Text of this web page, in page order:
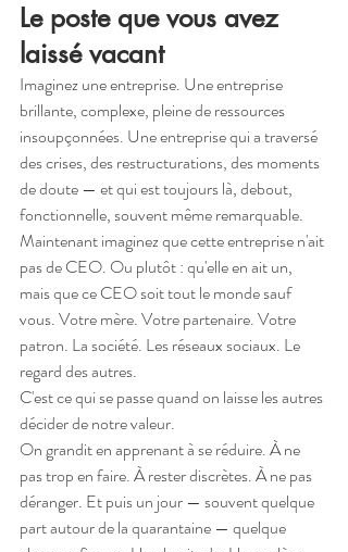
Le poste que vous avez
laissé vacant
Imaginez une entreprise. Une entreprise
brillante, complexe, pleine de ressources
insoupçonnées. Une entreprise qui a traversé
des crises, des restructurations, des moments
de doute — et qui est toujours là, debout,
fonctionnelle, souvent même remarquable.
Maintenant imaginez que cette entreprise n'ait
pas de CEO. Ou plutôt : qu'elle en ait un,
mais que ce CEO soit tout le monde sauf
vous. Votre mère. Votre partenaire. Votre
patron. La société. Les réseaux sociaux. Le
regard des autres.
C'est ce qui se passe quand on laisse les autres
décider de notre valeur.
On grandit en apprenant à se réduire. À ne
pas trop en faire. À rester discrètes. À ne pas
déranger. Et puis un jour — souvent quelque
part autour de la quarantaine — quelque